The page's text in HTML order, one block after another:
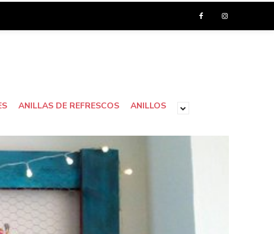
ANILLAS DE REFRESCOS ANILLOS